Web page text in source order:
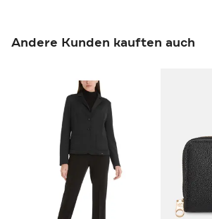
Andere Kunden kauften auch